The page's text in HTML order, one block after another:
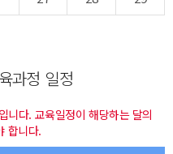
과정 일정
다. 교육일정이 해당하는 달의
합니다.